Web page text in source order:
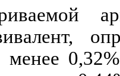
менее 0,32%